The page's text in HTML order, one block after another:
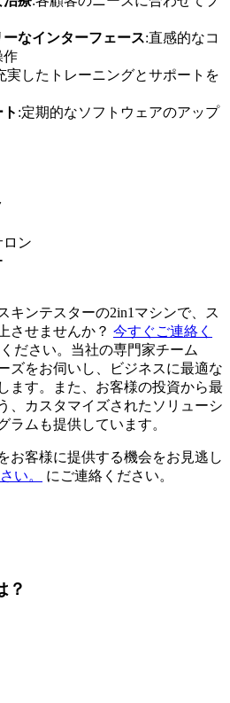
なインターフェース:直感的なコ
作
実したトレーニングとサポートを
:定期的なソフトウェアのアップ
ロン
キンテスターの2in1マシンで、ス
させませんか？ 今すぐご連絡く
ださい。当社の専門家チーム
ズをお伺いし、ビジネスに最適な
ます。また、お客様の投資から最
、カスタマイズされたソリューシ
ラムも提供しています。
お客様に提供する機会をお見逃し
い。 にご連絡ください。
？